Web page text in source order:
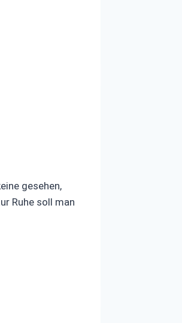
gesehen,
Ruhe soll man